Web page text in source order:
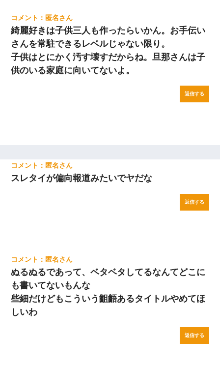
匿名
綺麗好きは子供三人も作ったらいかん。お手伝い
さんを常駐できるレベルじゃない限り。
子供はとにかく汚す壊すだからね。旦那さんは子
供のいる家庭に向いてないよ。
返信する
匿名
スレタイが偏向報道みたいでヤだな
返信する
匿名
ぬるぬるであって、ベタベタしてるなんてどこに
も書いてないもんな
些細だけどもこういう齟齬あるタイトルやめてほ
しいわ
返信する